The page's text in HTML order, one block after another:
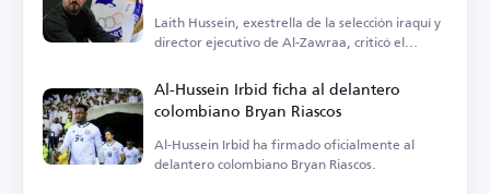
posibilidades
Laith Hussein, exestrella de la selección iraquí y
director ejecutivo de Al-Zawraa, criticó el
Al-Hussein Irbid ficha al delantero
colombiano Bryan Riascos
Al-Hussein Irbid ha firmado oficialmente al
delantero colombiano Bryan Riascos.